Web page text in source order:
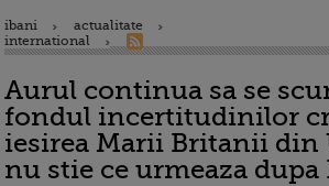
ibani
actualitate
international
Aurul continua sa se
fondul incertitudinilor
iesirea Marii Britanii din
nu stie ce urmeaza dupa